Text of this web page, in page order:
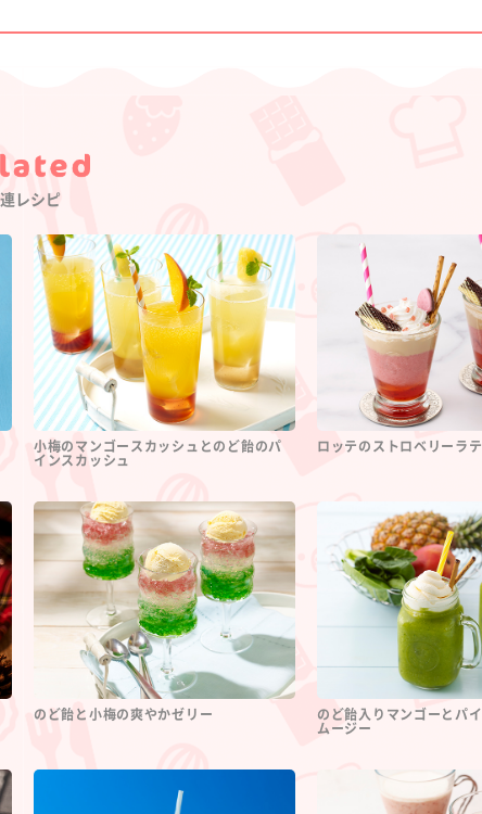
Category
レシピ
小梅のマンゴースカッシュとのど飴のパ
インスカッシュ
ロッテのストロベリーラテ
のど飴と小梅の爽やかゼリー
のど飴入りマンゴーとパ
ムージー